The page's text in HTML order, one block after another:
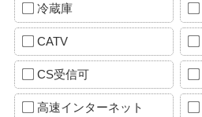
冷蔵庫
CATV
CS受信可
高速インターネット